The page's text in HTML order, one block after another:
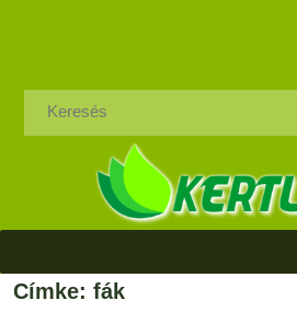
Címke: fák